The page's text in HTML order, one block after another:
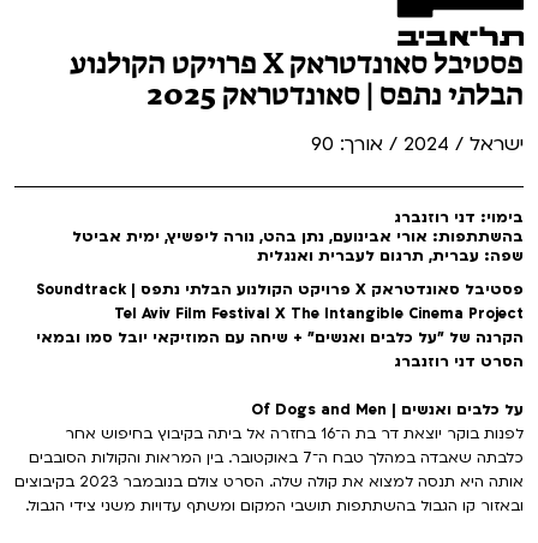
פסטיבל סאונדטראק X פרויקט הקולנוע
הבלתי נתפס | סאונדטראק 2025
ישראל / 2024 / אורך: 90
בימוי: דני רוזנברג
בהשתתפות: אורי אבינועם, נתן בהט, נורה ליפשיץ, ימית אביטל
שפה: עברית, תרגום לעברית ואנגלית
פסטיבל סאונדטראק X פרויקט הקולנוע הבלתי נתפס | Soundtrack
Tel Aviv Film Festival X The Intangible Cinema Project
הקרנה של "על כלבים ואנשים" + שיחה עם המוזיקאי יובל סמו ובמאי
הסרט דני רוזנברג
על כלבים ואנשים | Of Dogs and Men
לפנות בוקר יוצאת דר בת ה־16 בחזרה אל ביתה בקיבוץ בחיפוש אחר
כלבתה שאבדה במהלך טבח ה־7 באוקטובר. בין המראות והקולות הסובבים
אותה היא תנסה למצוא את קולה שלה. הסרט צולם בנובמבר 2023 בקיבוצים
ובאזור קו הגבול בהשתתפות תושבי המקום ומשתף עדויות משני צידי הגבול.